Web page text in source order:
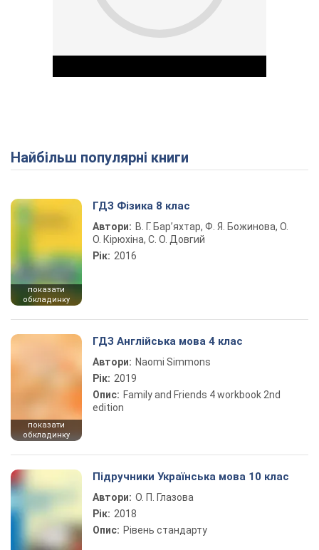
Play Video
Найбільш популярні книги
показати
обкладинку
ГДЗ Фізика 8 клас
Автори: В. Г. Бар’яхтар, Ф. Я. Божинова, О.
О. Кірюхіна, С. О. Довгий
Рік: 2016
показати
обкладинку
ГДЗ Англійська мова 4 клас
Автори: Naomi Simmons
Рік: 2019
Опис: Family and Friends 4 workbook 2nd
edition
Підручники Українська мова 10 клас
Автори: О. П. Глазова
Рік: 2018
Опис: Рівень стандарту